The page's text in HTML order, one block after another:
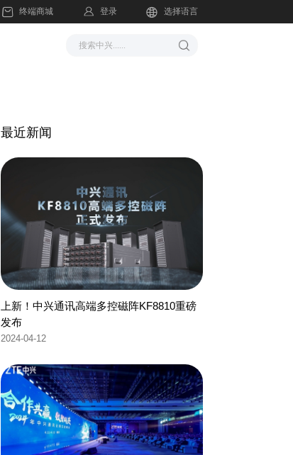
终端商城 登录 选择语言
最近新闻
上新！中兴通讯高端多控磁阵KF8810重磅
发布
2024-04-12